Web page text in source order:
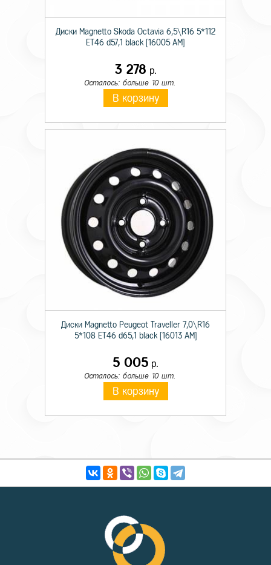
Диски Magnetto Skoda Octavia 6,5\R16 5*112
ET46 d57,1 black [16005 AM]
3 278 р.
Осталось: больше 10 шт.
В корзину
Диски Magnetto Peugeot Traveller 7,0\R16
5*108 ET46 d65,1 black [16013 AM]
5 005 р.
Осталось: больше 10 шт.
В корзину